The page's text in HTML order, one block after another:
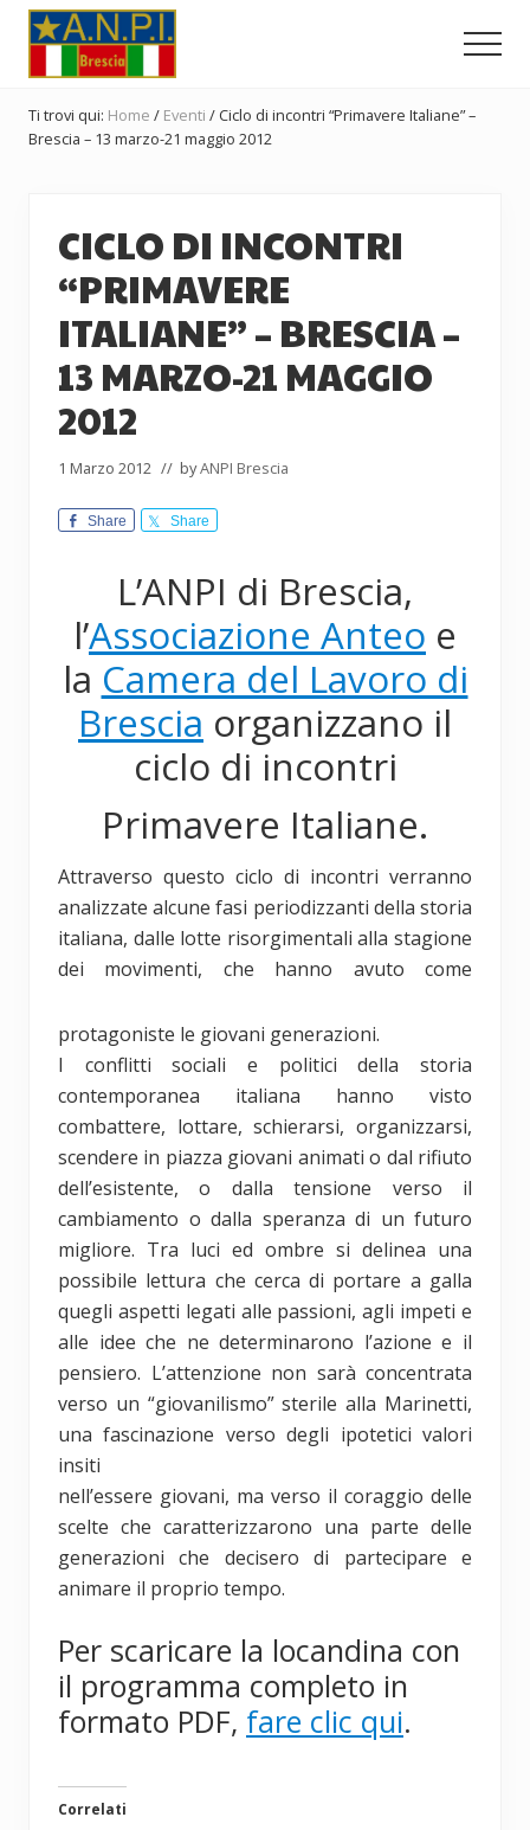
Menu
Passa
contenuto
principale
Passa
alla
barra
laterale
primaria
Passa
pagina
Provinciale
dell'ANPI
Ti trovi qui: Home / Eventi / Ciclo di incontri “Primavere Italiane” –
Brescia – 13 marzo-21 maggio 2012
CICLO DI INCONTRI
“PRIMAVERE
ITALIANE” – BRESCIA –
13 MARZO-21 MAGGIO
2012
1 Marzo 2012 // byANPI Brescia
Share Share
L’ANPI di Brescia,
l’Associazione Anteo e
la Camera del Lavoro di
Brescia organizzano il
ciclo di incontri
Primavere Italiane.
Attraverso questo ciclo di incontri verranno
analizzate alcune fasi periodizzanti della storia
italiana, dalle lotte risorgimentali alla stagione
dei movimenti, che hanno avuto come
protagoniste le giovani generazioni.
I conflitti sociali e politici della storia
contemporanea italiana hanno visto
combattere, lottare, schierarsi, organizzarsi,
scendere in piazza giovani animati o dal rifiuto
dell’esistente, o dalla tensione verso il
cambiamento o dalla speranza di un futuro
migliore. Tra luci ed ombre si delinea una
possibile lettura che cerca di portare a galla
quegli aspetti legati alle passioni, agli impeti e
alle idee che ne determinarono l’azione e il
pensiero. L’attenzione non sarà concentrata
verso un “giovanilismo” sterile alla Marinetti,
una fascinazione verso degli ipotetici valori
insiti
nell’essere giovani, ma verso il coraggio delle
scelte che caratterizzarono una parte delle
generazioni che decisero di partecipare e
animare il proprio tempo.
Per scaricare la locandina con
il programma completo in
formato PDF, fare clic qui.
Correlati